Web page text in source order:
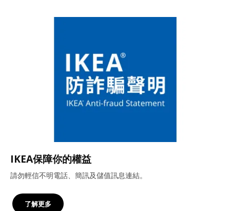
IKEA保障你的權益
請勿輕信不明電話、簡訊及儲值訊息連結。
了解更多